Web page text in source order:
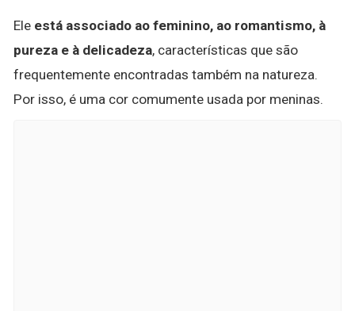
Ele está associado ao feminino, ao romantismo, à
pureza e à delicadeza, características que são
frequentemente encontradas também na natureza.
Por isso, é uma cor comumente usada por meninas.